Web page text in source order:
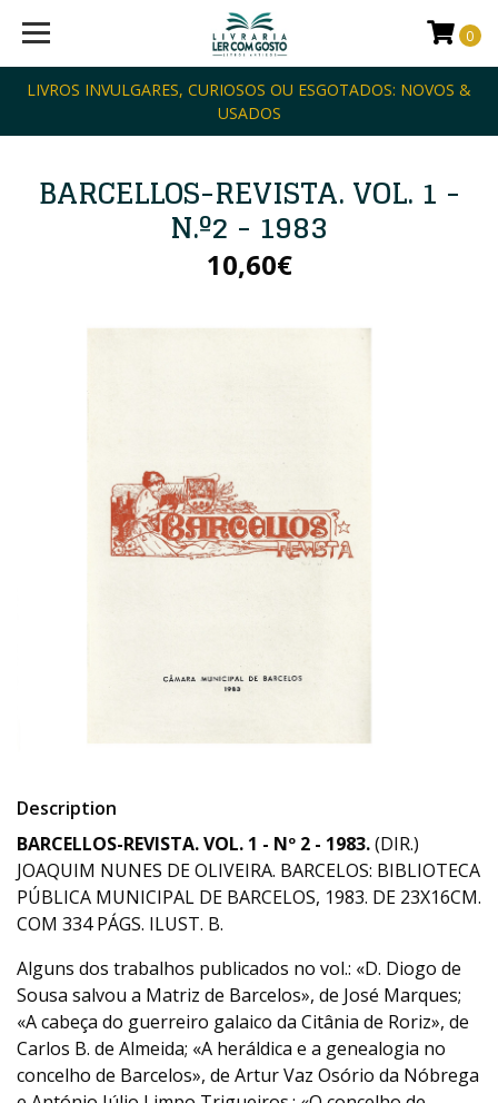
LIVROS INVULGARES, CURIOSOS OU ESGOTADOS: NOVOS &
USADOS
0
BARCELLOS-REVISTA. VOL. 1 -
N.º2 - 1983
10,60€
Description
BARCELLOS-REVISTA. VOL. 1 - Nº 2 - 1983.(DIR.)
JOAQUIM NUNES DE OLIVEIRA. BARCELOS: BIBLIOTECA
PÚBLICA MUNICIPAL DE BARCELOS, 1983. DE 23X16CM.
COM 334 PÁGS. ILUST. B.
Alguns dos trabalhos publicados no vol.: «D. Diogo de
Sousa salvou a Matriz de Barcelos», de José Marques;
«A cabeça do guerreiro galaico da Citânia de Roriz», de
Carlos B. de Almeida; «A heráldica e a genealogia no
concelho de Barcelos», de Artur Vaz Osório da Nóbrega